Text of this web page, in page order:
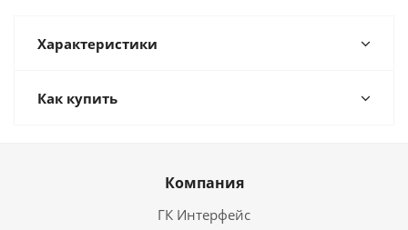
Характеристики
Как купить
Компания
ГК Интерфейс